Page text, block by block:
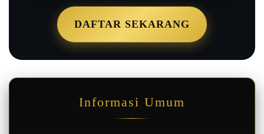
DAFTAR SEKARANG
Informasi Umum